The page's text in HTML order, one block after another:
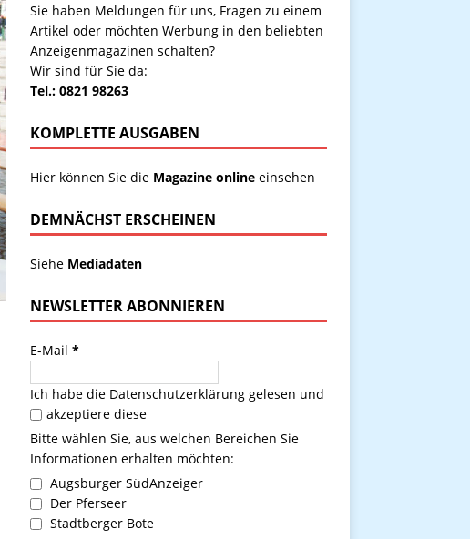
Sie haben Meldungen für uns, Fragen zu einem
Artikel oder möchten Werbung in den beliebten
Anzeigenmagazinen schalten?
Wir sind für Sie da:
Tel.: 0821 98263
KOMPLETTE AUSGABEN
Hier können Sie die Magazine onlineeinsehen
DEMNÄCHST ERSCHEINEN
Siehe Mediadaten
NEWSLETTER ABONNIEREN
E-Mail *
Ich habe die Datenschutzerklärunggelesen und
akzeptiere diese
Bitte wählen Sie, aus welchen Bereichen Sie
Informationen erhalten möchten:
Augsburger SüdAnzeiger
Der Pferseer
Stadtberger Bote